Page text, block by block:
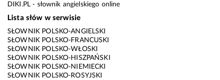
DIKI.PL - słownik angielskiego online
Lista słów w serwisie
SŁOWNIK POLSKO-ANGIELSKI
SŁOWNIK POLSKO-FRANCUSKI
SŁOWNIK POLSKO-WŁOSKI
SŁOWNIK POLSKO-HISZPAŃSKI
SŁOWNIK POLSKO-NIEMIECKI
SŁOWNIK POLSKO-ROSYJSKI